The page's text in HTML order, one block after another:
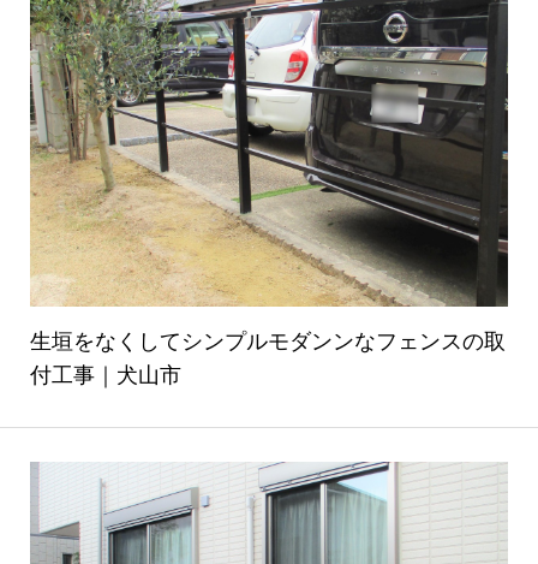
生垣をなくしてシンプルモダンンなフェンスの取
付工事｜犬山市